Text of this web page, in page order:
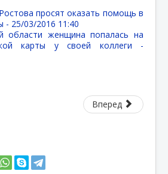
просят оказать помощь в
- 25/03/2016 11:40
области женщина попалась на
карты у своей коллеги -
Вперед